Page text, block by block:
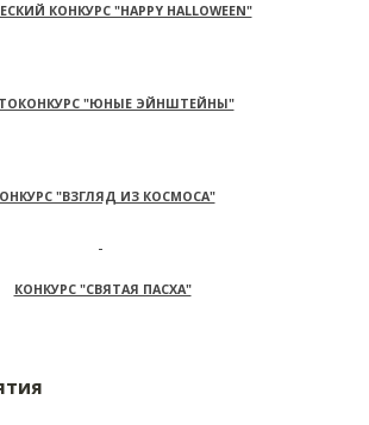
КОНКУРС "HAPPY HALLOWEEN"
"ЮНЫЕ ЭЙНШТЕЙНЫ"
"ВЗГЛЯД ИЗ КОСМОСА"
КОНКУРС "СВЯТАЯ ПАСХА"